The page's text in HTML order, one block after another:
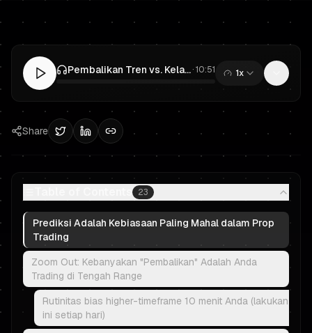
Pembalikan Tren vs. Kelanjutan dalam Prop Trading: Berhenti Membeli "Higher Low" di NQ (Panduan VWAP + Struktur)·10:51 1x
Share
23
Prediksi Adalah Kebiasaan Paling Mahal dalam Prop
Trading
Zoom Out: Kebanyakan "Pembalikan" Adalah Anda
Trading di Tengah Range
Rutinitas bias higher-timeframe 10 menit Anda (lakukan
ini setiap hari)